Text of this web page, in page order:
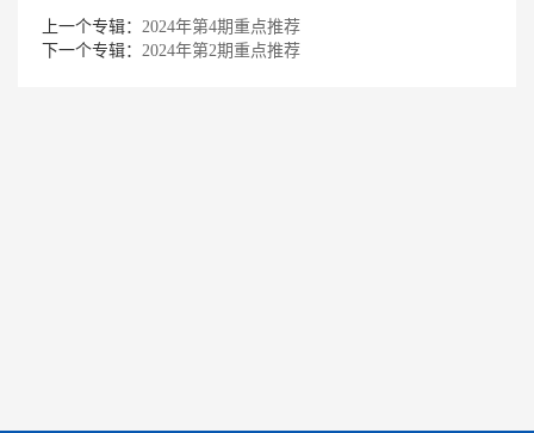
上一个专辑： 2024年第4期重点推荐
下一个专辑： 2024年第2期重点推荐